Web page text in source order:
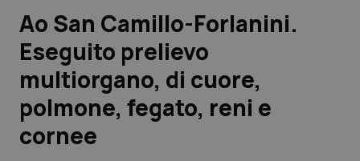
Lavoro e Professioni
Scienza e Farmaci
Studi e Analisi
Lettere al direttore
Ao San Camillo-Forlanini.
Eseguito prelievo
multiorgano, di cuore,
polmone, fegato, reni e
cornee